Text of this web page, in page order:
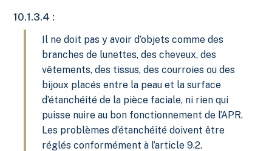
10.1.3.4 :
Il ne doit pas y avoir d’objets comme des
branches de lunettes, des cheveux, des
vêtements, des tissus, des courroies ou des
bijoux placés entre la peau et la surface
d’étanchéité de la pièce faciale, ni rien qui
puisse nuire au bon fonctionnement de l’APR.
Les problèmes d’étanchéité doivent être
réglés conformément à l’article 9.2.